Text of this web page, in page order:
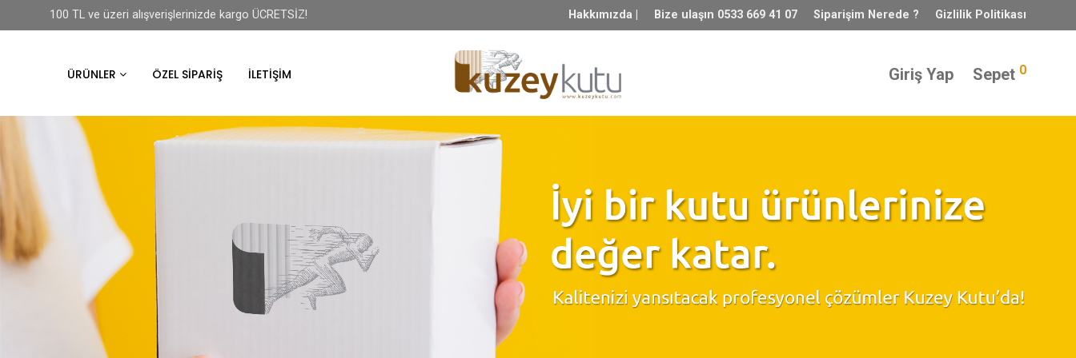
100 TL ve üzeri alışverişlerinizde kargo ÜCRETSİZ! Hakkımızda | Bize ulaşın 0533 669 41 07 Siparişim Nerede ? Gizlilik Politikası
ÜRÜNLER ÖZEL SIPARIŞ İLETIŞIM Giriş Yap Sepet 0